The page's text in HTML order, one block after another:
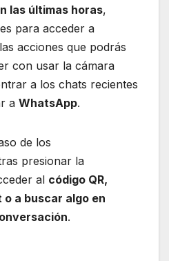
las últimas horas,
para acceder a
acciones que podrás
con usar la cámara
a los chats recientes
a WhatsApp.
de los
presionar la
al código QR,
a buscar algo en
.